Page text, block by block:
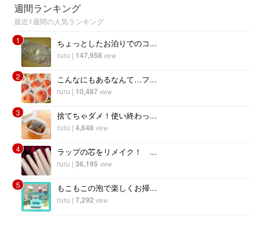
週間ランキング
最近1週間の人気ランキング
1
ちょっとしたお泊りでのコ...
ruru | 147,958 view
2 こんなにもあるなんて…フ...
ruru | 10,487 view
3 捨てちゃダメ！使い終わっ...
ruru | 4,648 view
4 ラップの芯をリメイク！ ...
ruru | 36,195 view
5 もこもこの泡で楽しくお掃...
ruru | 7,292 view